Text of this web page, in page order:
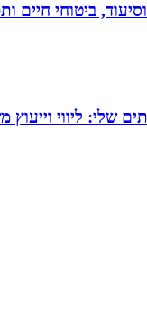
ביטוחי חיים
שלי: ליווי